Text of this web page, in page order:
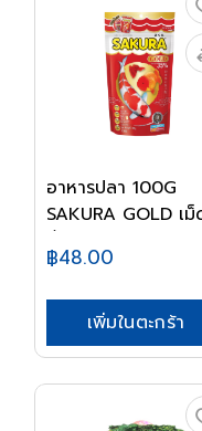
อาหารปลา 100G
SAKURA GOLD เม็
฿48.00
เพิ่มในตะกร้า